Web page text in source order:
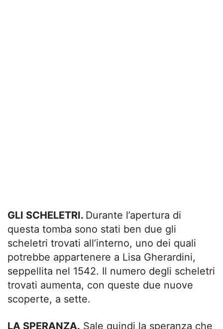
GLI SCHELETRI. Durante l’apertura di
questa tomba sono stati ben due gli
scheletri trovati all’interno, uno dei quali
potrebbe appartenere a Lisa Gherardini,
seppellita nel 1542. Il numero degli scheletri
trovati aumenta, con queste due nuove
scoperte, a sette.
LA SPERANZA. Sale quindi la speranza che